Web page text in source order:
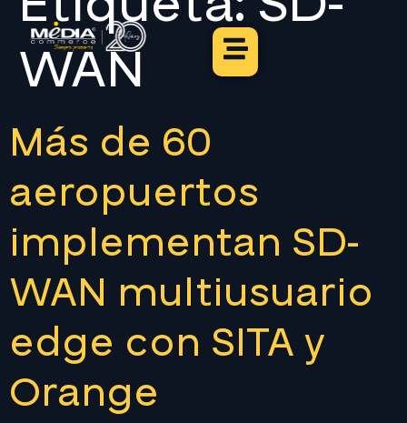
WAN
Más de 60
aeropuertos
implementan SD-
WAN multiusuario
edge con SITA y
Orange